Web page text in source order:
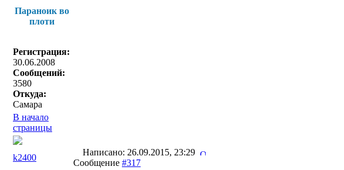
Параноик во
плоти
Регистрация:
30.06.2008
Сообщений:
3580
Откуда:
Самара
В начало
страницы
k2400
Написано: 26.09.2015, 23:29
Сообщение #317